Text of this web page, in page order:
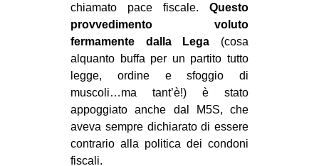
MOBILITAZIONI
SPAZI
SPORT POPOLARE
MOVIMENTI
AMBIENTE
ANTIFASCISMO
chiamato pace fiscale. Questo
provvedimento voluto
fermamente dalla Lega (cosa
alquanto buffa per un partito tutto
legge, ordine e sfoggio di
muscoli…ma tant’è!) è stato
appoggiato anche dal M5S, che
aveva sempre dichiarato di essere
contrario alla politica dei condoni
fiscali.